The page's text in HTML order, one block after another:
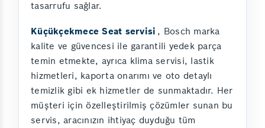
tasarrufu sağlar.
Küçükçekmece Seat servisi , Bosch marka
kalite ve güvencesi ile garantili yedek parça
temin etmekte, ayrıca klima servisi, lastik
hizmetleri, kaporta onarımı ve oto detaylı
temizlik gibi ek hizmetler de sunmaktadır. Her
müşteri için özelleştirilmiş çözümler sunan bu
servis, aracınızın ihtiyaç duyduğu tüm